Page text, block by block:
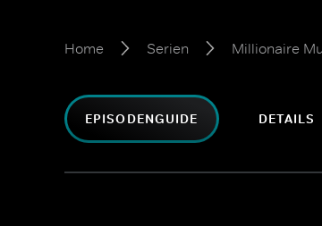
Home Serien Millionaire
EPISODENGUIDE DETAILS